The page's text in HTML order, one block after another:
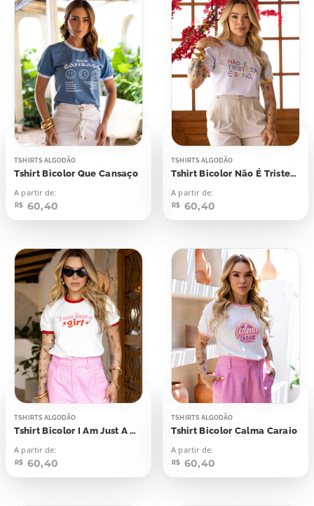
TSHIRTS ALGODÃO
Tshirt Bicolor Que Cansaço
A partir de:
R$ 60,40
TSHIRTS ALGODÃO
Tshirt Bicolor Não É Tristeza É Sono
A partir de:
R$ 60,40
TSHIRTS ALGODÃO
Tshirt Bicolor I Am Just A Girl
A partir de:
R$ 60,40
TSHIRTS ALGODÃO
Tshirt Bicolor Calma Caraio
A partir de:
R$ 60,40